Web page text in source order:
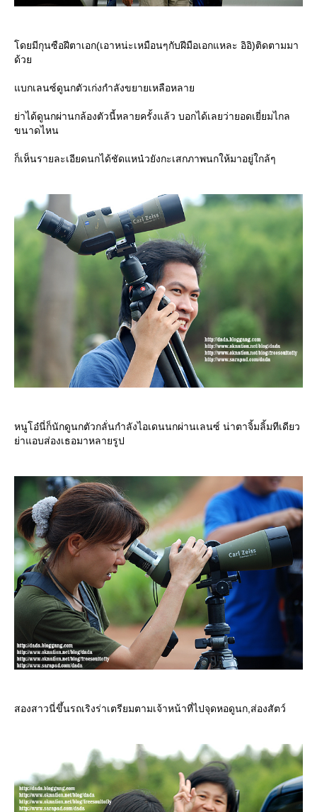
ดยมีกุนซือฝีตาเอก(เอาหน่ะเหมือนๆกับฝีมือเอกแหละ อิอิ)ติดตามมา
ด้ว
บกเลนซ์ดูนกตัวเก่งกำลังขยายเหลือหลา
่าได้ดูนกผ่านกล้องตัวนี้หลายครั้งแล้ว บอกได้เลยว่ายอดเยี่ยมไกล
ขนาดไหน
ก็เห็นรายละเอียดนกได้ชัดแหน๋วยังกะเสกภาพนกให้มาอยู่ใกล้ๆ
หนูโอ๋นี่ก็นักดูนกตัวกลั่นกำลังไอเดนนกผ่านเลนซ์ น่าตาจิ้มลิ้มทีเดียว
่าแอบส่องเธอมาหลายรูป
สองสาวนี่ขึ้นรถเริงร่าเตรียมตามเจ้าหน้าที่ไปจุดหอดูนก,ส่องสัตว์